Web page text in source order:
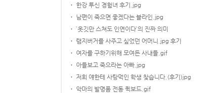
한강 투신 경험녀 후기.jpg
남편이 죽으면 좋겠다는 블라인.jpg
`옷깃만 스쳐도 인연이다`의 진짜 의미
램지버거를 사주고 싶었던 어머니.jpg 후기
여자를 구하기위해 모여든 사내들.gif
아들보고 죽으라는 아빠.jpg
저희 얘한테 사탕먹인 학생 찾습니다.(후기)jpg
악마의 발명품 전동 퀵보드.gif